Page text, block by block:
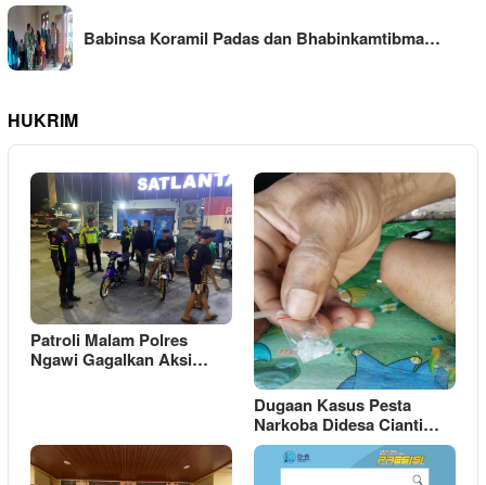
Babinsa Koramil Padas dan Bhabinkamtibma…
HUKRIM
Patroli Malam Polres
Ngawi Gagalkan Aksi…
Dugaan Kasus Pesta
Narkoba Didesa Cianti…